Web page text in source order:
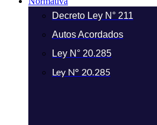
Decreto Ley N° 211
Autos Acordados
Ley N° 20.285
Ley N° 20.285